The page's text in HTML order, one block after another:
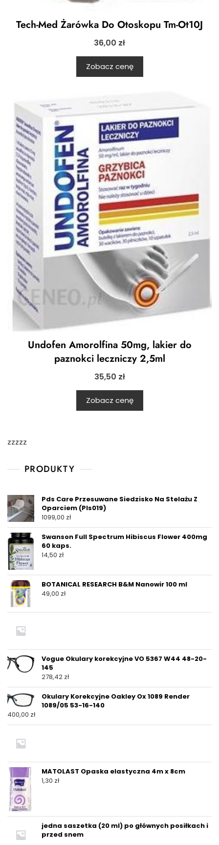
Tech-Med Żarówka Do Otoskopu Tm-Ot10J
36,00 zł
Zobacz cenę
Undofen Amorolfina 50mg, lakier do
paznokci leczniczy 2,5ml
35,50 zł
Zobacz cenę
zzzzz
PRODUKTY
Pds Care Przesuwane Siedzisko Na Stelażu Z
Oparciem (Pls019)
1099,00 zł
Swanson Full Spectrum Hibiscus Flower 400mg
60 kaps.
14,50 zł
BOTANICAL RESEARCH B&M Nanowir 100 ml
49,00 zł
Vogue Okulary korekcyjne VO 5367 W44 48-20-
145
278,42 zł
Okulary Korekcyjne Oakley Ox 1089 Render
1089/05 53-16-140
400,00 zł
MATOLAST Opaska elastyczna 4m x 8cm
1,30 zł
jedna saszetka (20 ml) po głównych posiłkach i
przed snem